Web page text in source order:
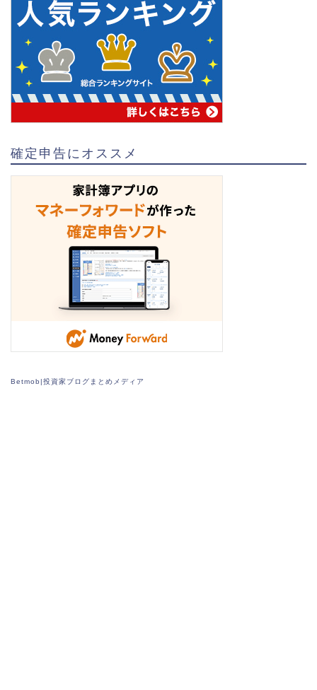
確定申告にオススメ
Betmob|投資家ブログまとめメディア